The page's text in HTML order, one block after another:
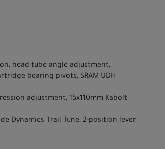
head tube angle adjustment,
bearing pivots, SRAM UDH
adjustment, 15x110mm Kabolt
Dynamics Trail Tune, 2-position lever,